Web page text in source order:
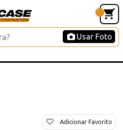
Usar Foto
Adicionar Favorito